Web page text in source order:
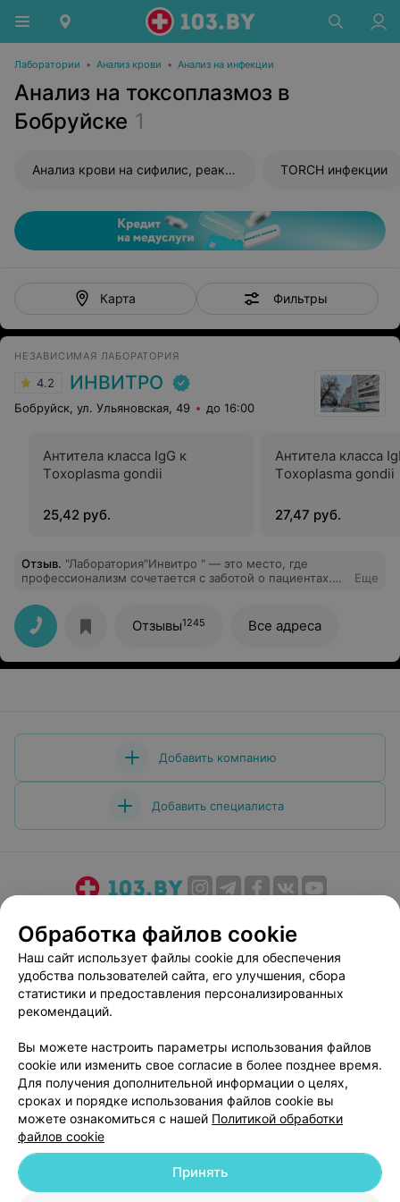
Лаборатории • Анализ крови • Анализ на инфекции
Анализ на токсоплазмоз в
Бобруйске 1
Анализ крови на сифилис, реакция Вассермана (RW) TORCH инфекции
Карта Фильтры
НЕЗАВИСИМАЯ ЛАБОРАТОРИЯ
4.2 ИНВИТРО
Бобруйск, ул. Ульяновская, 49 до 16:00
Антитела класса IgG к
Тoxoplasma gondii
25,42 руб.
Антитела класса
Тoxoplasma gondii
27,47 руб.
Отзыв. "Лаборатория"Инвитро " — это место, где
профессионализм сочетается с заботой о пациентах.
и дружелюбный персонал. Благодарю за заботу и
внимание!"
Еще
Отзывы1245 Все адреса
Добавить компанию
Добавить специалиста
Медицинский маркетинг
Публичный договор
Пользовательское соглашение
Способы оплаты
Вакансии
Партнеры
Написать руководителю 103.by
Персональные настройки cookie
Обработка персональных данных
Обработка файлов cookie
Наш сайт использует файлы cookie для обеспечения
удобства пользователей сайта, его улучшения, сбора
статистики и предоставления персонализированных
рекомендаций.
Вы можете настроить параметры использования файлов
cookie или изменить свое согласие в более позднее время.
Для получения дополнительной информации о целях,
сроках и порядке использования файлов cookie вы
можете ознакомиться с нашей Политикой обработки
файлов cookie
Принять